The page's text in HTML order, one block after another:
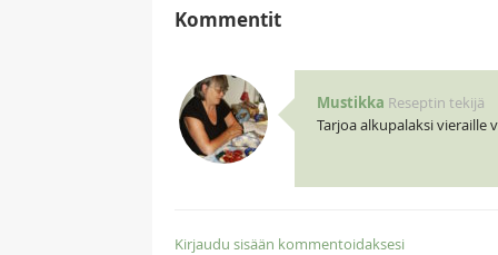
Kommentit
Mustikka Reseptin tekijä
Tarjoa alkupalaksi vieraille
Kirjaudu sisään kommentoidaksesi